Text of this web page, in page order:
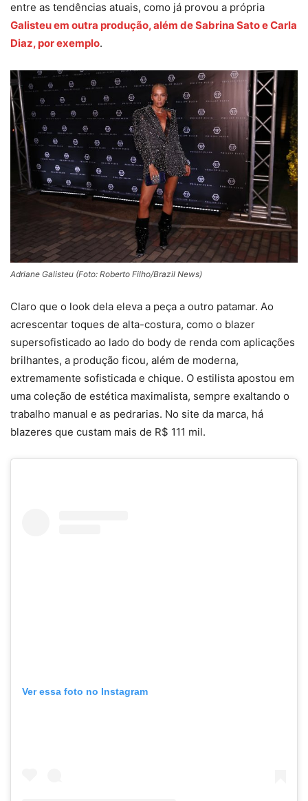
entre as tendências atuais, como já provou a própria
Galisteu em outra produção, além de Sabrina Sato e Carla
Diaz, por exemplo.
Adriane Galisteu (Foto: Roberto Filho/Brazil News)
Claro que o look dela eleva a peça a outro patamar. Ao
acrescentar toques de alta-costura, como o blazer
supersofisticado ao lado do body de renda com aplicações
brilhantes, a produção ficou, além de moderna,
extremamente sofisticada e chique. O estilista apostou em
uma coleção de estética maximalista, sempre exaltando o
trabalho manual e as pedrarias. No site da marca, há
blazeres que custam mais de R$ 111 mil.
Ver essa foto no Instagram